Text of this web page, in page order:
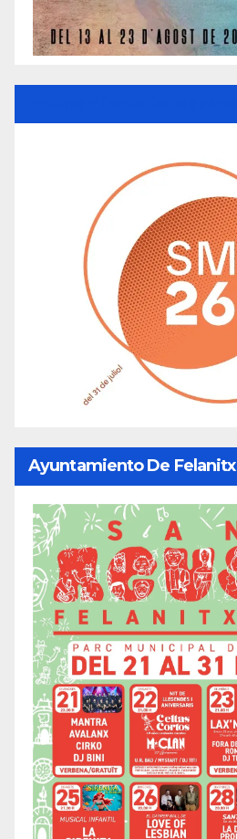
Ayuntamiento De Felanitx